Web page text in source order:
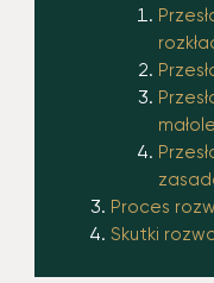
Proces
Skutki